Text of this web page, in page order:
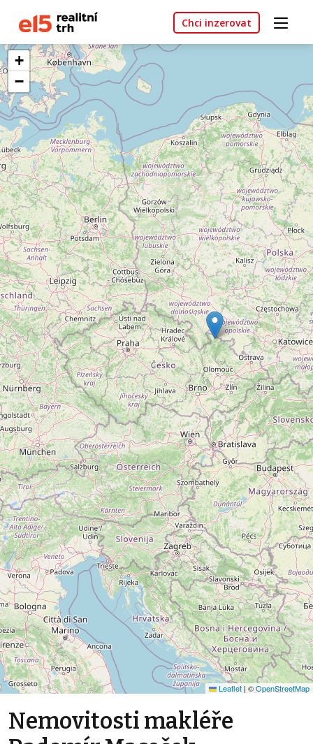
Chci inzerovat
+
−
Leaflet | ©OpenStreetMap
Nemovitosti makléře